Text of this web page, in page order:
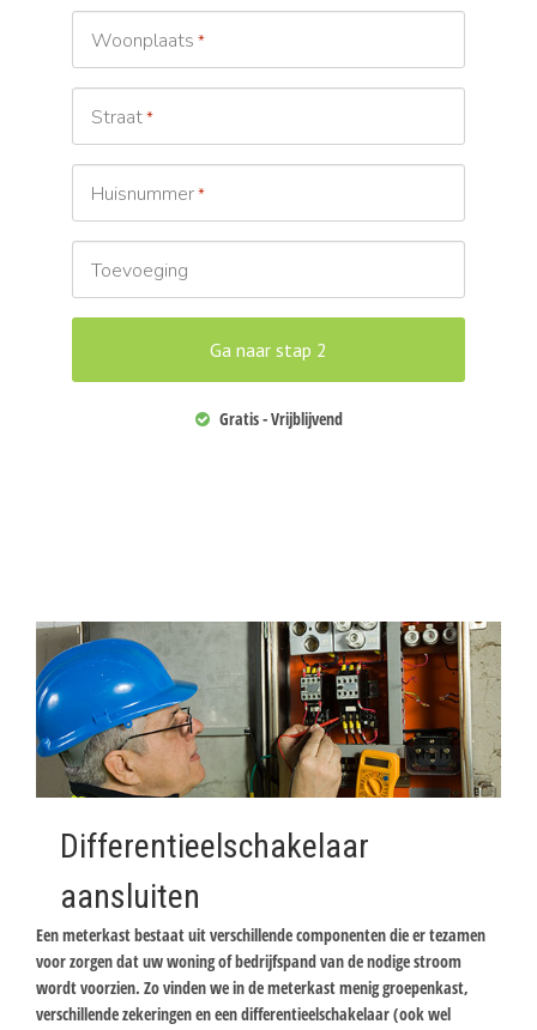
Woonplaats *
Straat*
Huisnummer*
Toevoeging
Gratis - Vrijblijvend
Differentieelschakelaar
aansluiten
Een meterkast bestaat uit verschillende componenten die er tezamen
voor zorgen dat uw woning of bedrijfspand van de nodige stroom
wordt voorzien. Zo vinden we in de meterkast menig groepenkast,
verschillende zekeringen en een differentieelschakelaar (ook wel